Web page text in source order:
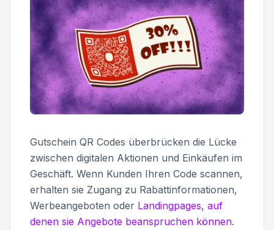
Gutschein QR Codes überbrücken die Lücke
zwischen digitalen Aktionen und Einkäufen im
Geschäft. Wenn Kunden Ihren Code scannen,
erhalten sie Zugang zu Rabattinformationen,
Werbeangeboten oder Landingpages, auf
denen sie Angebote beanspruchen können.